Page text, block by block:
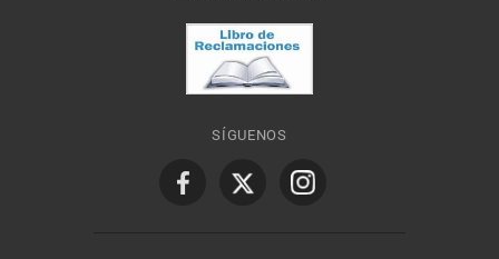
SÍGUENOS